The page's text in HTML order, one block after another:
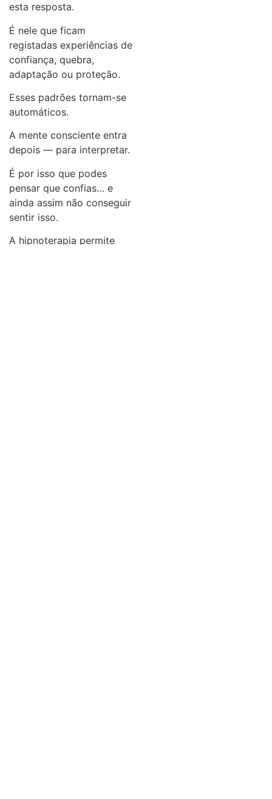
esta resposta.
É nele que ficam
registadas experiências de
confiança, quebra,
adaptação ou proteção.
Esses padrões tornam-se
automáticos.
A mente consciente entra
depois — para interpretar.
É por isso que podes
pensar que confias… e
ainda assim não conseguir
sentir isso.
A hipnoterapia permite